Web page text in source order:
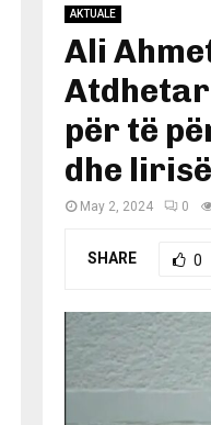
AKTUALE
Ali
Atdhetar
për të
dhe lirisë
May 2, 2024 0
SHARE 0